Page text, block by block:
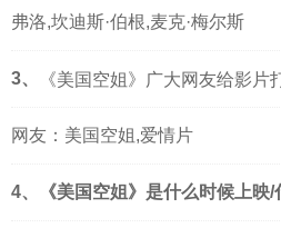
弗洛,坎迪斯·伯根,麦克·梅尔斯
3、 《美国空姐》广大网友给影片
网友：美国空姐,爱情片
4、《美国空姐》是什么时候上映/